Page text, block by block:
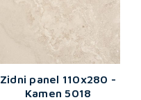
Zidni panel 110x280 -
Kamen 5018